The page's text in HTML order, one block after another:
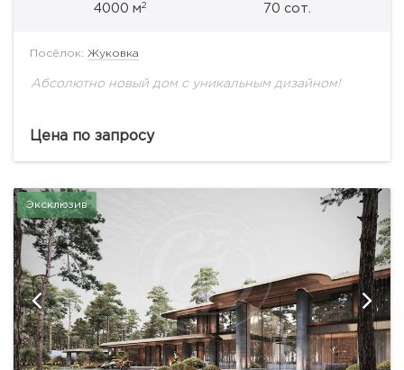
4000 м2 70 сот.
Посёлок: Жуковка
Абсолютно новый дом с уникальным дизайном!
Цена по запросу
Эксклюзив